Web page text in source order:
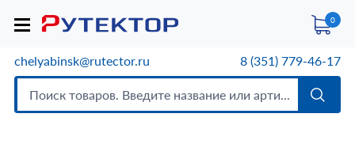
0
chelyabinsk@rutector.ru 8 (351) 779-46-17